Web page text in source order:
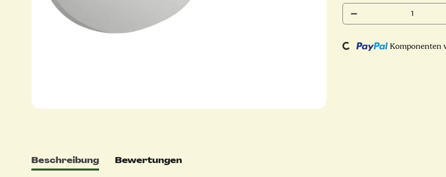
Loading... Komponenten
Beschreibung Bewertungen